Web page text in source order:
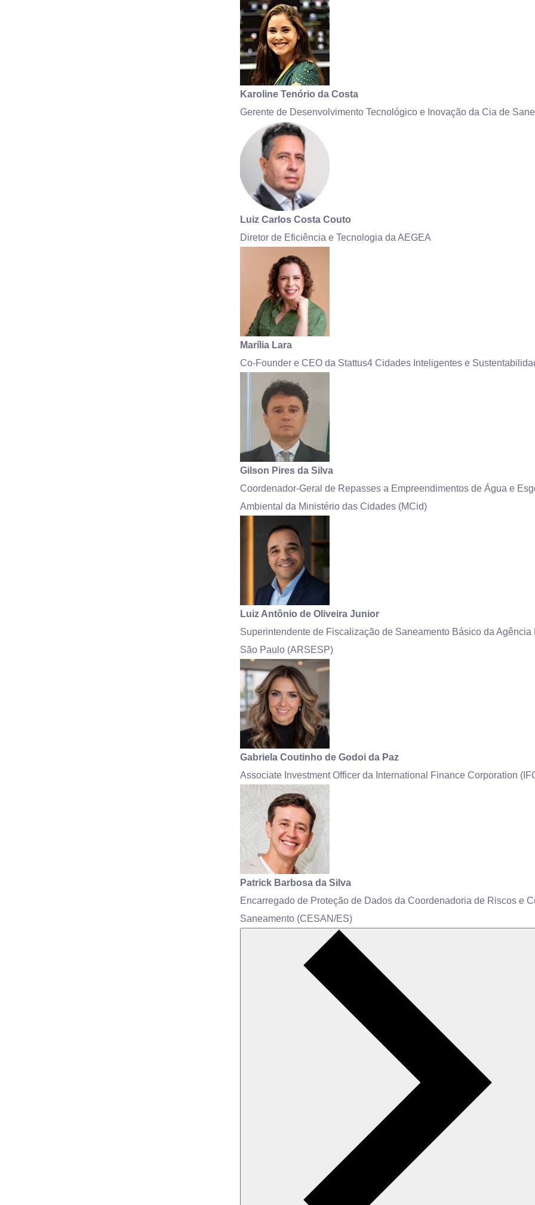
Karoline Tenório da Costa
Gerente de Desenvolvimento Tecnológico e Inovação da Cia de
Luiz Carlos Costa Couto
Diretor de Eficiência e Tecnologia da AEGEA
Marília Lara
Co-Founder e CEO da Stattus4 Cidades Inteligentes e
Gilson Pires da Silva
Coordenador-Geral de Repasses a Empreendimentos de Água e
Ambiental da Ministério das Cidades (MCid)
Luiz Antônio de Oliveira Junior
Superintendente de Fiscalização de Saneamento Básico da
São Paulo (ARSESP)
Gabriela Coutinho de Godoi da Paz
Associate Investment Officer da International Finance Corporation
Patrick Barbosa da Silva
Encarregado de Proteção de Dados da Coordenadoria de Riscos e
Saneamento (CESAN/ES)